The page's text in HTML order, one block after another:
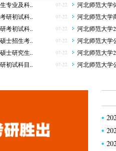
专业及科.. 07-22
研初试科.. 07-22
考初试科.. 07-22
士招生考.. 07-22
士研究生.. 07-22
初试科目.. 07-22
河北师范大学
河北师范大学
河北师范大学
河北师范大学
河北师范大学
河北师范大学